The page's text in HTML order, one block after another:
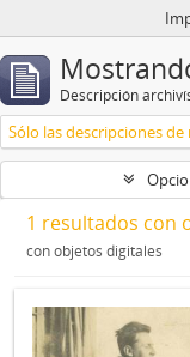
Descripción
Sólo las descripciones
1 resultados con
con objetos digitales